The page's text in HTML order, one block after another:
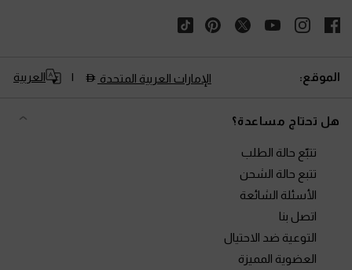
الموقع: الإمارات العربية المتحدة العربية
هل تحتاج مساعدة؟
تتبّع حالة الطلب
تتبع حالة الشحن
الأسئلة الشائعة
اتصل بنا
التوعية ضد الاحتيال
العضوية المميزة